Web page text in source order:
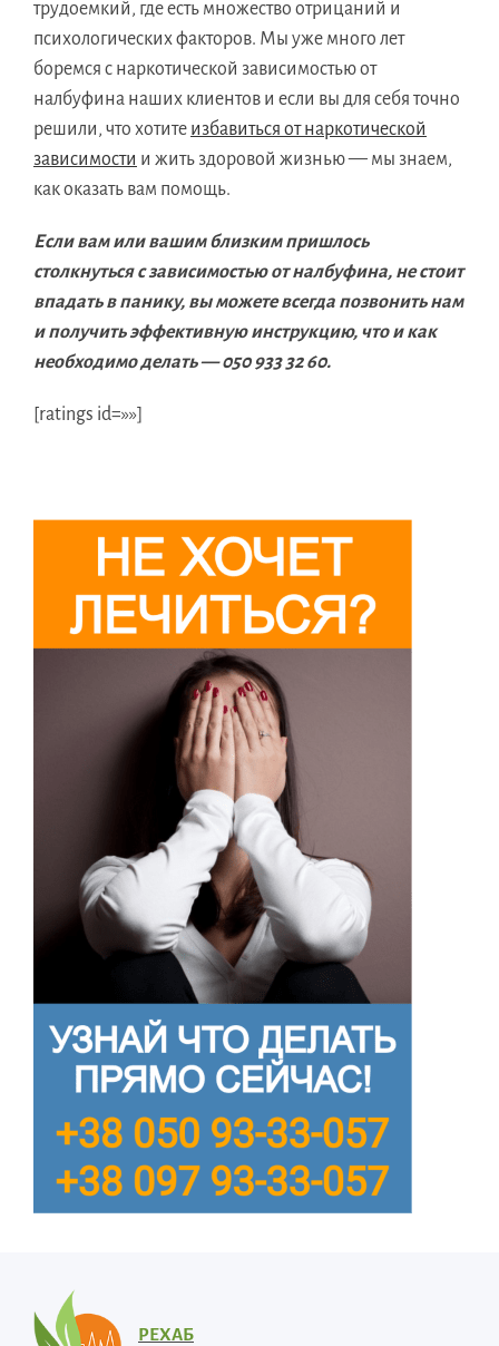
трудоемкий, где есть множество отрицаний и
психологических факторов. Мы уже много лет
боремся с наркотической зависимостью от
налбуфина наших клиентов и если вы для себя точно
решили, что хотите избавиться от наркотической
зависимости и жить здоровой жизнью — мы знаем,
как оказать вам помощь.
Если вам или вашим близким пришлось
столкнуться с зависимостью от налбуфина, не стоит
впадать в панику, вы можете всегда позвонить нам
и получить эффективную инструкцию, что и как
необходимо делать — 050 933 32 60.
[ratings id=»»]
РЕХАБ